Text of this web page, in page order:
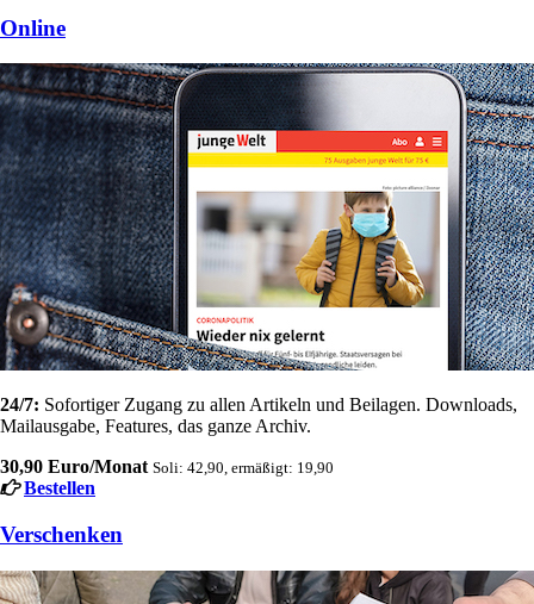
Online
24/7: Sofortiger Zugang zu allen Artikeln und Beilagen. Downloads,
Mailausgabe, Features, das ganze Archiv.
30,90 Euro/Monat Soli: 42,90, ermäßigt: 19,90
Bestellen
Verschenken